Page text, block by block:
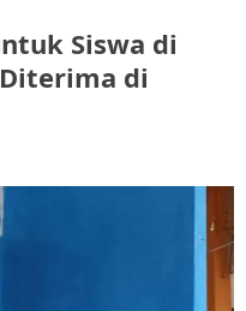
Siswa di
di